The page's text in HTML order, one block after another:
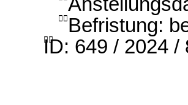
 Befristung:

ID: 649 / 2024 /